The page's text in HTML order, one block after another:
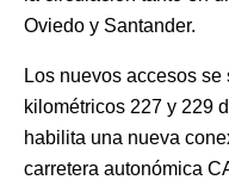
Oviedo y Santander.
Los nuevos accesos
kilométricos 227 y 229
habilita una nueva
carretera autonómica